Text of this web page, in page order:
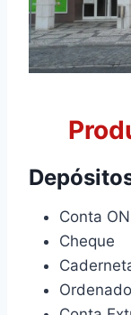
Conta ON
Cheque
Ordenado